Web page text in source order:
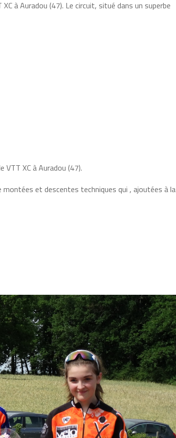
à Auradou (47). Le circuit, situé dans un superbe
VTT XC à Auradou (47).
et descentes techniques qui , ajoutées à la